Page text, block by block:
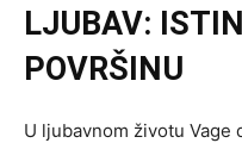
LJUBAV:
POVRŠINU
U ljubavnom životu